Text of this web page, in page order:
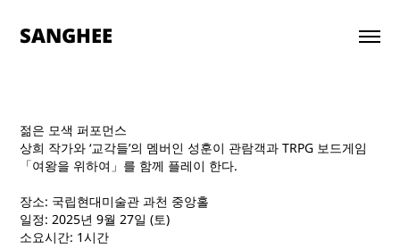
SANGHEE
젊은 모색 퍼포먼스
상희 작가와 ‘교각들’의 멤버인 성훈이 관람객과 TRPG 보드게임
「여왕을 위하여」를 함께 플레이 한다.
장소: 국립현대미술관 과천 중앙홀
일정: 2025년 9월 27일 (토)
소요시간: 1시간